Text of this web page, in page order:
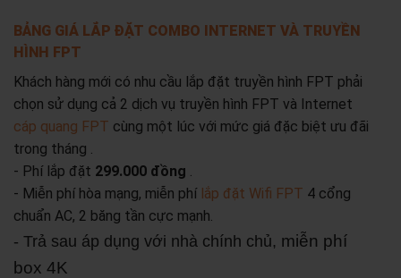
BẢNG GIÁ LẮP ĐẶT COMBO INTERNET VÀ TRUYỀN
HÌNH FPT
Khách hàng mới có nhu cầu lắp đặt truyền hình FPT phải
chọn sử dụng cả 2 dịch vụ truyền hình FPT và Internet
cáp quang FPT cùng một lúc với mức giá đặc biệt ưu đãi
trong tháng .
- Phí lắp đặt 299.000 đồng .
- Miễn phí hòa mạng, miễn phí lắp đặt Wifi FPT 4 cổng
chuẩn AC, 2 băng tần cực mạnh.
- Trả sau áp dụng với nhà chính chủ, miễn phí
box 4K